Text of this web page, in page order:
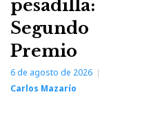
pesadilla:
Segundo
Premio
6 de agosto de 2026
Carlos Mazarío